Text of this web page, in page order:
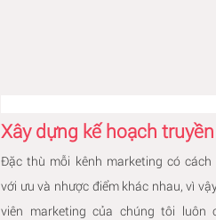
Xây dựng kế hoạch
Đặc thù mỗi kênh marketing có cách
với ưu và nhược điểm khác nhau, vì
viên marketing của chúng tôi luôn